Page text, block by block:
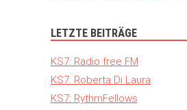
LETZTE BEITRÄGE
KS7: Radio free FM
KS7: Roberta Di Laura
KS7: RythmFellows